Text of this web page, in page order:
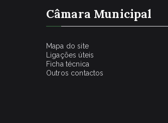
Câmara Municipal
Mapa do site
Ligações úteis
Ficha técnica
Outros contactos